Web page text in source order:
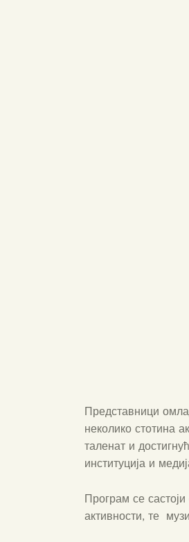
Представници
неколико стотина
таленат и
институција и
Програм се
активности, те